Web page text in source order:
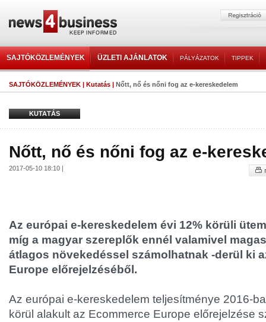
SAJTÓKÖZLEMÉNYEK ÜZLETI AJÁNLATOK PÁLYÁZATOK TIPPEK
SAJTÓKÖZLEMÉNYEK | Kutatás | Nőtt, nő és nőni fog az e-kereskedelem
KUTATÁS
Nőtt, nő és nőni fog az e-
2017-05-10 18:10 |
Az európai e-kereskedelem évi 12% körüli
míg a magyar szereplők ennél valamivel
átlagos növekedéssel számolhatnak -derül ki
Europe előrejelzéséből.
Az európai e-kereskedelem teljesítménye 2016-
körül alakult az Ecommerce Europe előrejelzése